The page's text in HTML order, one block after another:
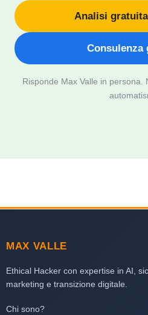
Analisi
Consulenza
Risponde Max Valle in persona.
MAX VALLE
Ethical Hacker con expertise in AI,
marketing e transizione digitale.
Chi sono?